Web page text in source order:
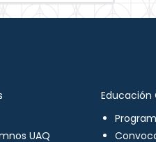
UAQ
Educación